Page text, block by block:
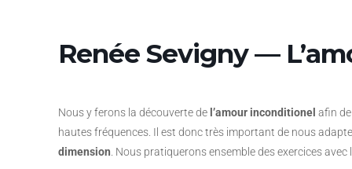
Renée Sevigny —
Nous y ferons la découverte de l’amour inconditionel afin
hautes fréquences. Il est donc très important de nous
dimension . Nous pratiquerons ensemble des exercices